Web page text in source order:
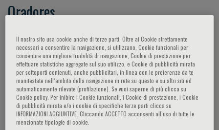
Oradores
Coca Payeras Antonio, Agabiti-Rosei Enrico,
Mancia Giuseppe,Redon Josep,Zhang Wei-
zhong,Zhang Jian,Liu Li-sheng,Caracciolo
Giuseppe,- -,Tsioufis Konstantinos,Agabiti
Rosei Enrico,Coca Payeras Antonio,Kreutz
Reinhold, Mas Redon Jose, Wang Ji-guang,Wu
Zhao-su, Zhang Yu-qing,Zhu Zhi-ming, Wang
Yang,Hailin Zang
Il nostro sito usa cookie anche di terze parti. Oltre ai Cookie strettamente
necessari a consentire la navigazione, si utilizzano, Cookie funzionali per
consentire una migliore fruibilità di navigazione, Cookie di prestazione per
effettuare statistiche aggregate sul suo utilizzo, e Cookie di pubblicità mirata
per sottoporti contenuti, anche pubblicitari, in linea con le preferenze da te
manifestate nell‘ambito della navigazione in rete su questo e su altri siti ed
automaticamente rilevate (profilazione). Se vuoi saperne di più clicca su
Cookie policy. Per inibire i Cookie funzionali, i Cookie di prestazione, i Cookie
di pubblicità mirata e/o i cookie di specifiche terze parti clicca su
INFORMAZIONI AGGIUNTIVE. Cliccando ACCETTO acconsenti all’uso di tutte le
menzionate tipologie di cookie.